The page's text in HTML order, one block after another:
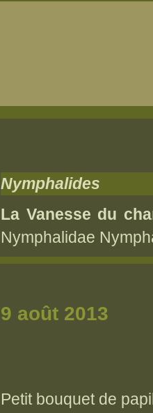
Nymphalides
La Vanesse du
Nymphalidae
9
Petit bouquet de